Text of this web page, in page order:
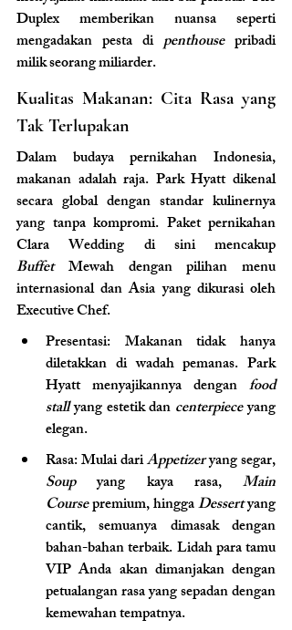
Duplex memberikan nuansa seperti
mengadakan pesta di penthouse pribadi
milik seorang miliarder.
Kualitas Makanan: Cita Rasa yang
Tak Terlupakan
Dalam budaya pernikahan Indonesia,
makanan adalah raja. Park Hyatt dikenal
secara global dengan standar kulinernya
yang tanpa kompromi. Paket pernikahan
Buffet Mewah dengan pilihan menu
internasional dan Asia yang dikurasi oleh
Executive Chef.
Presentasi: Makanan tidak hanya
diletakkan di wadah pemanas. Park
Hyatt menyajikannya dengan food
stall yang estetik dan centerpiece yang
elegan.
Rasa: Mulai dari Appetizer
Soup yang kaya rasa, Main
Course premium, hingga Dessert yang
cantik, semuanya dimasak dengan
bahan-bahan terbaik. Lidah para tamu
VIP Anda akan dimanjakan dengan
petualangan rasa yang sepadan dengan
kemewahan tempatnya.